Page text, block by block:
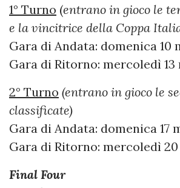
1° Turno (entrano in gioco le
e la vincitrice della Coppa
Gara di Andata: domenica 10
Gara di Ritorno: mercoledì 13
2° Turno (entrano in gioco le
classificate)
Gara di Andata: domenica 17
Gara di Ritorno: mercoledì
Final Four